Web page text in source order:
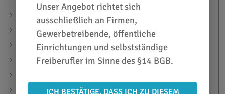
Bodenrakel-Adapter für Bodenfolierungen
robuste Holzkonstruktion
einfacher und schneller Wechsel der Rakel
Gesamtlänge: 156 cm, verlängerbar bis max. 162 cm
Nur für TimberMaxx Varianten mit Mittelgriff geeignet!
Unser Angebot richtet sich
ausschließlich an Firmen,
Gewerbetreibende, öffentliche
Einrichtungen und selbstständige
Freiberufler im Sinne des §14 BGB.
ICH BESTÄTIGE, DASS ICH ZU DIESEM